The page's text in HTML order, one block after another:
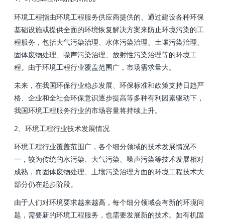
环境工程指由环境工程服务供应商提供的、通过建设各种环保
基础设施或提供全面的环境恢复解决方案来防止环境污染的工
程服务 ，包括大气污染治理、水体污染治理 、土壤污染治理、
固体废物处理 、噪声污染治理 、放射性污染治理等的环境工
程。由于环境工程行业覆盖范围广，市场需求量大。
未来 ，在我国环保行业稳步发展、环保标准和政策支持日趋严
格 、企业和全社会环保意识逐步提高等多种有利因素驱动下，
我国环境工程服务行业的市场容量将持续上升。
2、环境工程行业技术发展情况
环境工程行业覆盖范围广 ，各个细分领域的技术发展情况不
一，较为传统的水污染、大气污染 、噪声污染等技术发展相对
成熟，而固体废物处理 、土壤污染治理方面的环境工程技术大
部分仍在起步阶段。
由于人们对环境要求越来越高 ，每个细分领域会有新的环境问
题 ，需要新的环境工程服务，也需要发展新的技术 。如有机固